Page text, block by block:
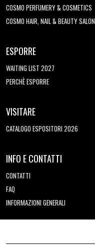
COSMO PERFUMERY & COSMETICS
COSMO HAIR, NAIL & BEAUTY SALON
ESPORRE
WAITING LIST 2027
PERCHÈ ESPORRE
VISITARE
CATALOGO ESPOSITORI 2026
INFO E CONTATTI
CONTATTI
FAQ
INFORMAZIONI GENERALI